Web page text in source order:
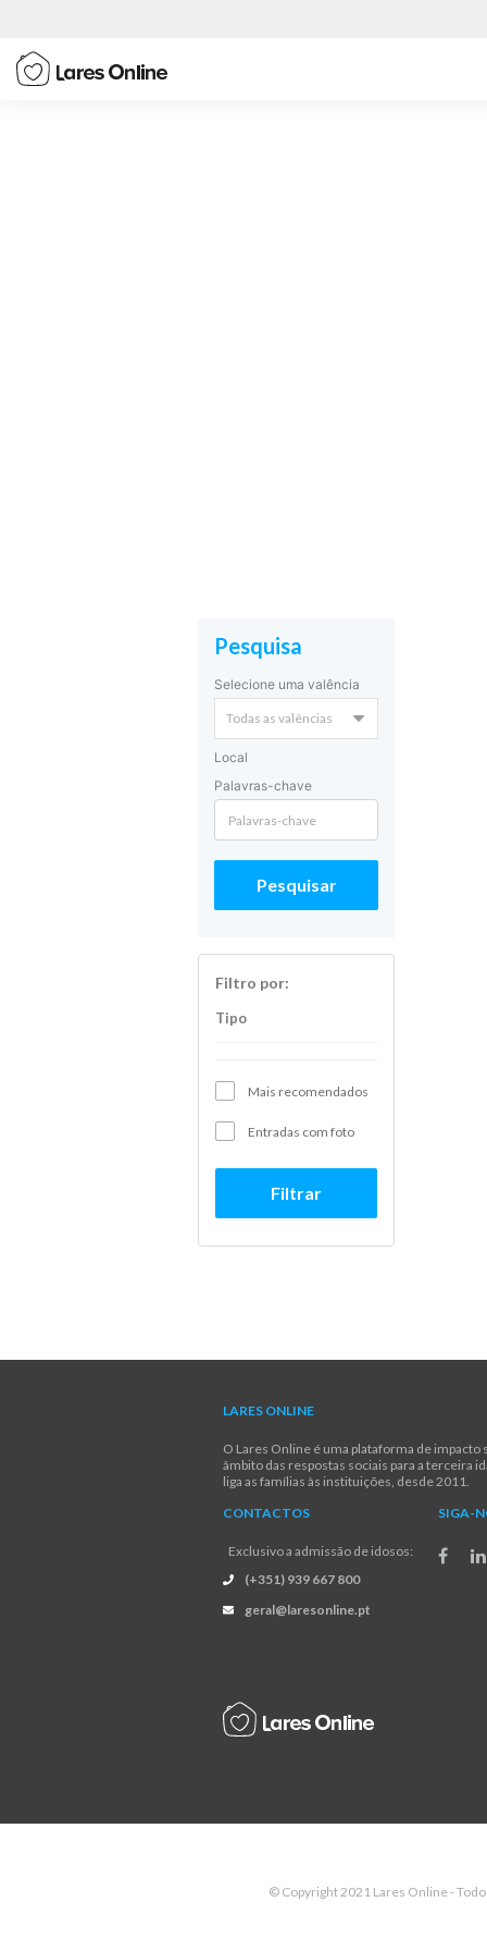
Pesquisa
Selecione uma valência
Local
Palavras-chave
Pesquisar
Filtro por:
Tipo
Mais recomendados
Entradas com foto
Filtrar
LARES ONLINE
O Lares Online é uma plataforma de impacto
âmbito das respostas sociais para a terceira
liga as famílias às instituições, desde 2011.
CONTACTOS
Exclusivo a admissão de idosos:
(+351) 939 667 800
geral@laresonline.pt
SIGA-
© Copyright 2021 Lares Online -